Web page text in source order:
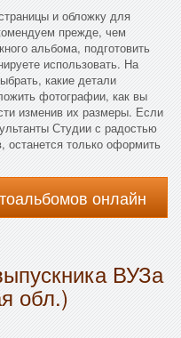
и обложку для
прежде, чем
альбома, подготовить
использовать. На
какие детали
фотографии, как вы
изменив их размеры. Если
Студии с радостью
останется только оформить
онлайн
ВУЗа
обл.)